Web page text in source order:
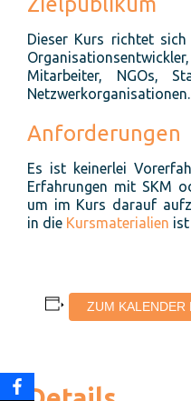
Dieser Kurs richtet sich
Mitarbeiter, NGOs,
Netzwerkorganisationen.
Anforderungen
Es ist keinerlei
Erfahrungen mit SKM
um im Kurs darauf
in die Kursmaterialien
ZUM KALENDER